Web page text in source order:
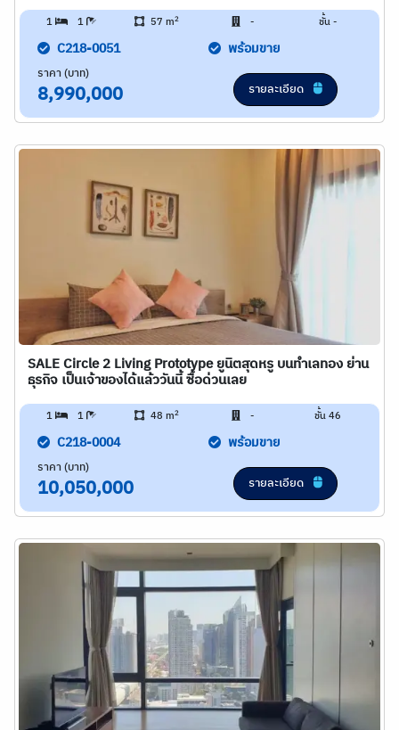
1 1 57 m2 - ชั้น -
C218-0051 พร้อมขาย
ราคา (บาท)
8,990,000 รายละเอียด
SALE Circle 2 Living Prototype ยูนิตสุดหรู บนทำเลทอง ย่าน
ธุรกิจ เป็นเจ้าของได้แล้ววันนี้ ซื้อด่วนเลย
1 1 48 m2 - ชั้น 46
C218-0004 พร้อมขาย
ราคา (บาท)
10,050,000 รายละเอียด